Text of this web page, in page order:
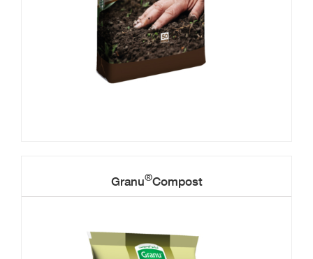
Granu®Compost